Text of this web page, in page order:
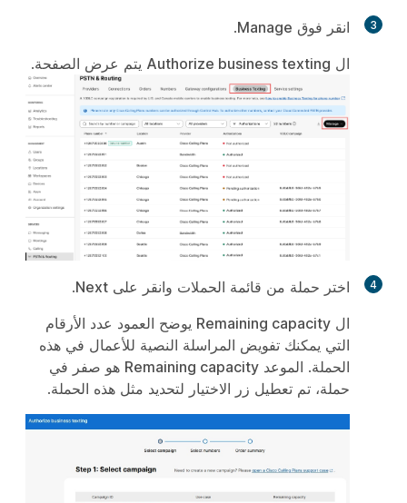
3 انقر فوق Manage
.
ال Authorize business texting يتم عرض الصفحة.
4 اختر حملة من قائمة الحملات وانقر على Next
.
ال Remaining capacity يوضح العمود عدد الأرقام
التي يمكنك تفويض المراسلة النصية للأعمال في هذه
الحملة. الموعد Remaining capacity هو صفر في
حملة، تم تعطيل زر الاختيار لتحديد مثل هذه الحملة.